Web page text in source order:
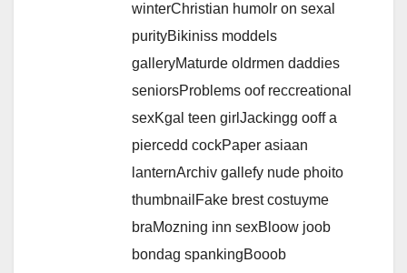
winterChristian humolr on sexal
purityBikiniss moddels
galleryMaturde oldrmen daddies
seniorsProblems oof reccreational
sexKgal teen girlJackingg ooff a
piercedd cockPaper asiaan
lanternArchiv gallefy nude phoito
thumbnailFake brest costuyme
braMozning inn sexBloow joob
bondag spankingBooob